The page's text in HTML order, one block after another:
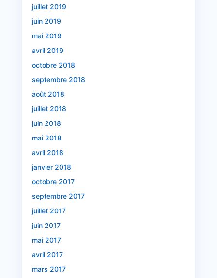
juillet 2019
juin 2019
mai 2019
avril 2019
octobre 2018
septembre 2018
août 2018
juillet 2018
juin 2018
mai 2018
avril 2018
janvier 2018
octobre 2017
septembre 2017
juillet 2017
juin 2017
mai 2017
avril 2017
mars 2017